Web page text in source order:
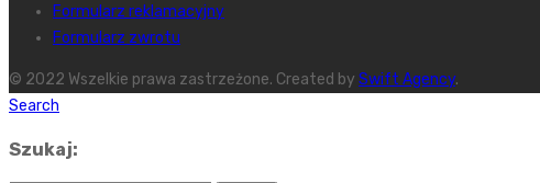
Formularz reklamacyjny
Formularz zwrotu
© 2022 Wszelkie prawa zastrzeżone. Created by Swift Agency.
Search
Szukaj: